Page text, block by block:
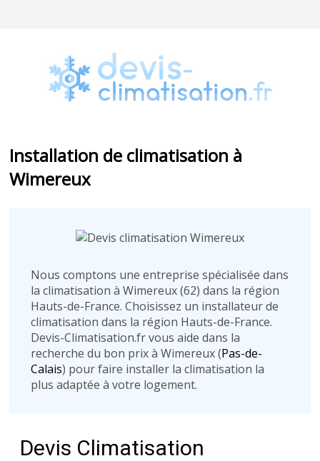
Installation de climatisation à
Wimereux
Nous comptons une entreprise spécialisée dans
la climatisation à Wimereux (62) dans la région
Hauts-de-France. Choisissez un installateur de
climatisation dans la région Hauts-de-France.
Devis-Climatisation.fr vous aide dans la
recherche du bon prix à Wimereux (Pas-de-
Calais) pour faire installer la climatisation la
plus adaptée à votre logement.
Devis Climatisation